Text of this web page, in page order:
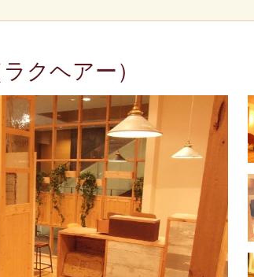
クヘアー）